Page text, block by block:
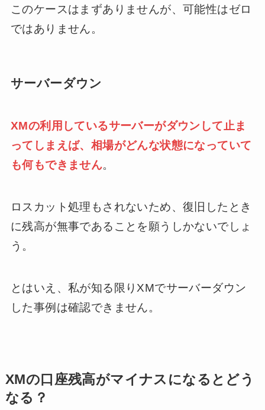
このケースはまずありませんが、可能性はゼロ
ではありません。
サーバーダウン
XMの利用しているサーバーがダウンして止ま
ってしまえば、相場がどんな状態になっていて
も何もできません。
ロスカット処理もされないため、復旧したとき
に残高が無事であることを願うしかないでしょ
う。
とはいえ、私が知る限りXMでサーバーダウン
した事例は確認できません。
XMの口座残高がマイナスになるとどう
なる？